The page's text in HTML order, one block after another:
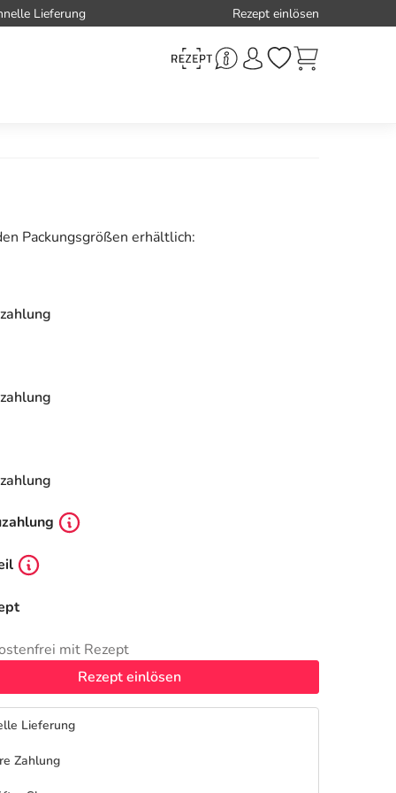
Lieferung Rezept einlösen
Packungsgrößen erhältlich:
mit Rezept
Rezept einlösen
Lieferung
Zahlung